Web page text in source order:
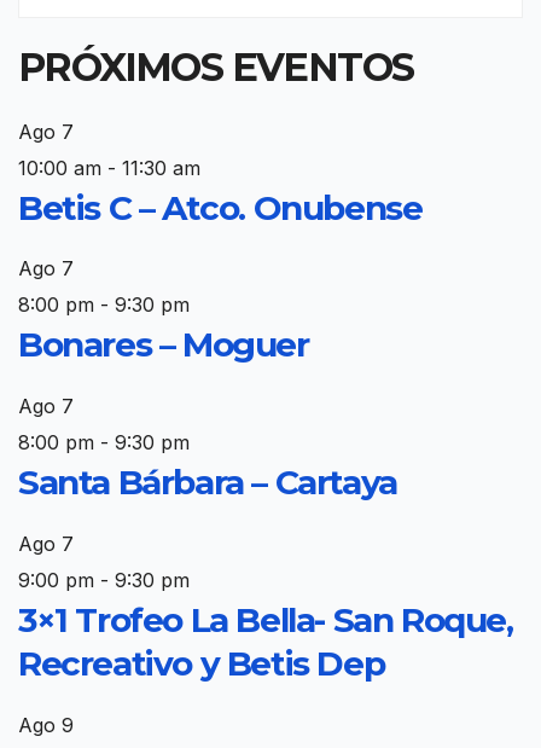
PRÓXIMOS EVENTOS
Ago 7
10:00 am - 11:30 am
Betis C – Atco. Onubense
Ago 7
8:00 pm - 9:30 pm
Bonares – Moguer
Ago 7
8:00 pm - 9:30 pm
Santa Bárbara – Cartaya
Ago 7
9:00 pm - 9:30 pm
3×1 Trofeo La Bella- San Roque,
Recreativo y Betis Dep
Ago 9